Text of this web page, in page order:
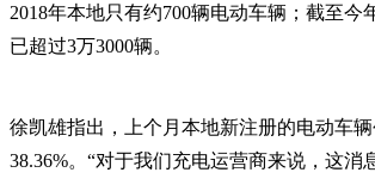
2018年本地只有约700辆电动车辆；截至今
已超过3万3000辆。
徐凯雄指出，上个月本地新注册的电动车
38.36%。“对于我们充电运营商来说，这消